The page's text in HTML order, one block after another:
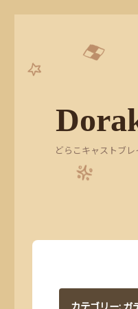
どらこキャストブレ
カテゴリー:ガ